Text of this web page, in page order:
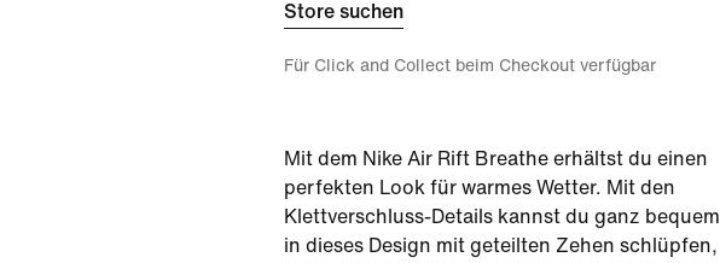
Store suchen
Für Click and Collect beim Checkout verfügbar
Mit dem Nike Air Rift Breathe erhältst du einen
perfekten Look für warmes Wetter. Mit den
Klettverschluss-Details kannst du ganz bequem
in dieses Design mit geteilten Zehen schlüpfen,